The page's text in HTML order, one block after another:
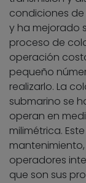
condiciones
y ha mejorado
proceso de
operación
pequeño
realizarlo. La
submarino se
operan en
milimétrica.
operadores
que son sus